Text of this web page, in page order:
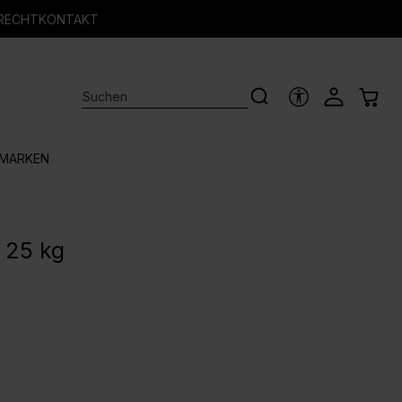
KONTAKT
HILFSTOOLS
MARKEN
kg